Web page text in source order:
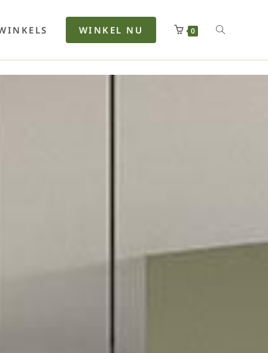
WINKEL NU 0